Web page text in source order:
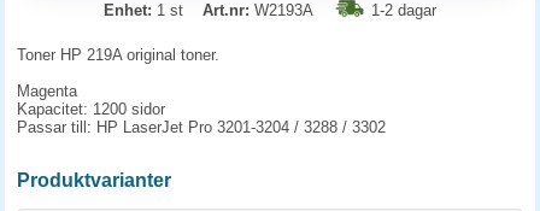
Enhet: 1 st Art.nr: W2193A 1-2 dagar
Toner HP 219A original toner.
Magenta
Kapacitet: 1200 sidor
Passar till: HP LaserJet Pro 3201-3204 / 3288 / 3302
Produktvarianter